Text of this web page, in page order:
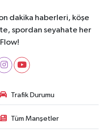
dakika haberleri, köşe
spordan seyahate her
Trafik Durumu
Tüm Manşetler